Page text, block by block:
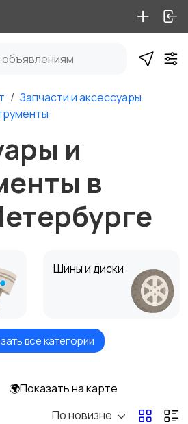
Запчасти и аксессуары
и
в
Шины и диски
Автоэлектроника и
все категории
🌍Показать на карте
По новизне